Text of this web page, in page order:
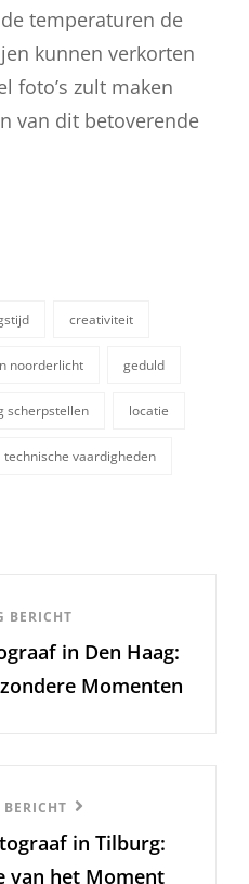
temperaturen de
kunnen verkorten
foto’s zult maken
van dit betoverende
creativiteit
noorderlicht geduld
scherpstellen locatie
technische vaardigheden
BERICHT
in Den Haag:
Momenten
in Tilburg:
van het Moment